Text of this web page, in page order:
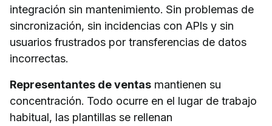
integración sin mantenimiento. Sin problemas de
sincronización, sin incidencias con APIs y sin
usuarios frustrados por transferencias de datos
incorrectas.
Representantes de ventas mantienen su
concentración. Todo ocurre en el lugar de trabajo
habitual, las plantillas se rellenan